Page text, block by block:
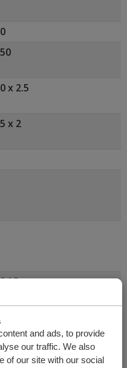
and ads, to provide
our traffic. We also
of our site with our social
x 2.5
x 2
ºC
(hees)